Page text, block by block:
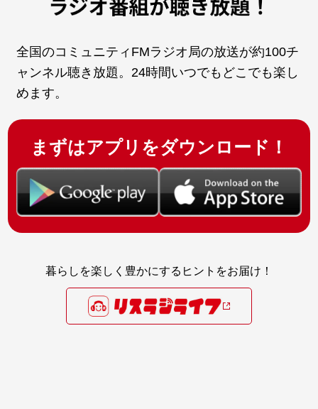
全国のコミュニティFMラジオ局の放送が約100チ
ャンネル聴き放題。24時間いつでもどこでも楽し
めます。
まずはアプリをダウンロード！
暮らしを楽しく豊かにするヒントをお届け！